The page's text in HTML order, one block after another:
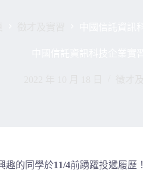
趣的同學於11/4前踴躍投遞履歷！